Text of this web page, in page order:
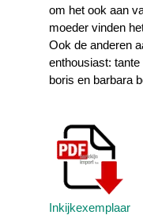
om het ook aan
moeder vinden
Ook de anderen
enthousiast:
boris en barbara
Inkijkexemplaar